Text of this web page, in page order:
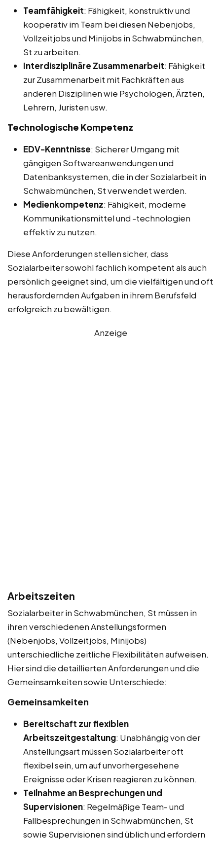
Teamfähigkeit: Fähigkeit, konstruktiv und
kooperativ im Team bei diesen Nebenjobs,
Vollzeitjobs und Minijobs in Schwabmünchen,
St zu arbeiten.
Interdisziplinäre Zusammenarbeit: Fähigkeit
zur Zusammenarbeit mit Fachkräften aus
anderen Disziplinen wie Psychologen, Ärzten,
Lehrern, Juristen usw.
Technologische Kompetenz
EDV-Kenntnisse: Sicherer Umgang mit
gängigen Softwareanwendungen und
Datenbanksystemen, die in der Sozialarbeit in
Schwabmünchen, St verwendet werden.
Medienkompetenz: Fähigkeit, moderne
Kommunikationsmittel und -technologien
effektiv zu nutzen.
Diese Anforderungen stellen sicher, dass
Sozialarbeiter sowohl fachlich kompetent als auch
persönlich geeignet sind, um die vielfältigen und oft
herausfordernden Aufgaben in ihrem Berufsfeld
erfolgreich zu bewältigen.
Anzeige
Arbeitszeiten
Sozialarbeiter in Schwabmünchen, St müssen in
ihren verschiedenen Anstellungsformen
(Nebenjobs, Vollzeitjobs, Minijobs)
unterschiedliche zeitliche Flexibilitäten aufweisen.
Hier sind die detaillierten Anforderungen und die
Gemeinsamkeiten sowie Unterschiede:
Gemeinsamkeiten
Bereitschaft zur flexiblen
Arbeitszeitgestaltung: Unabhängig von der
Anstellungsart müssen Sozialarbeiter oft
flexibel sein, um auf unvorhergesehene
Ereignisse oder Krisen reagieren zu können.
Teilnahme an Besprechungen und
Supervisionen: Regelmäßige Team- und
Fallbesprechungen in Schwabmünchen, St
sowie Supervisionen sind üblich und erfordern